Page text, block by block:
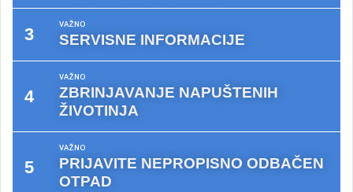
VAŽNO
SERVISNE INFORMACIJE
VAŽNO
ZBRINJAVANJE NAPUŠTENIH
ŽIVOTINJA
VAŽNO
PRIJAVITE NEPROPISNO ODBAČEN
OTPAD